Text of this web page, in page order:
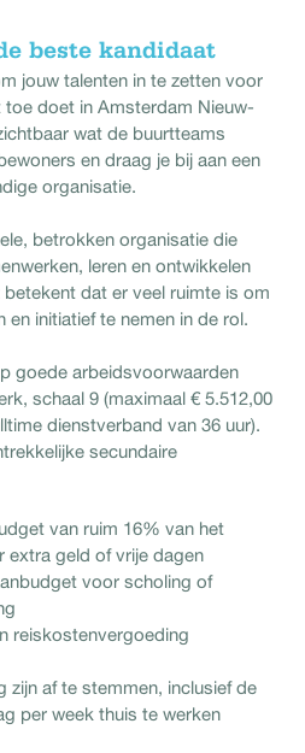
beste kandidaat
jouw talenten in te zetten voor
toe doet in Amsterdam Nieuw-
wat de buurtteams
en draag je bij aan een
organisatie.
betrokken organisatie die
leren en ontwikkelen
dat er veel ruimte is om
en initiatief te nemen in de rol.
goede arbeidsvoorwaarden
schaal 9 (maximaal € 5.512,00
dienstverband van 36 uur).
secundaire
van ruim 16% van het
extra geld of vrije dagen
voor scholing of
reiskostenvergoeding
zijn af te stemmen, inclusief de
per week thuis te werken